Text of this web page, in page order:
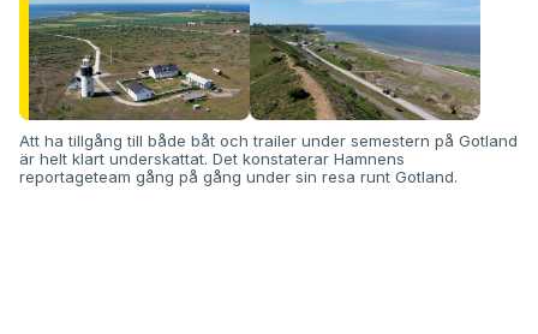
Att ha tillgång till både båt och trailer under semestern på Gotland
är helt klart underskattat. Det konstaterar Hamnens
reportageteam gång på gång under sin resa runt Gotland.